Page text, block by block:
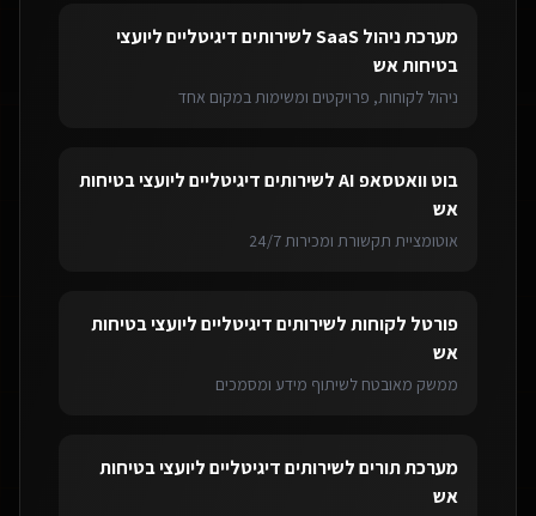
מערכת ניהול SaaS לשירותים דיגיטליים ליועצי
בטיחות אש
ניהול לקוחות, פרויקטים ומשימות במקום אחד
בוט וואטסאפ AI לשירותים דיגיטליים ליועצי בטיחות
אש
אוטומציית תקשורת ומכירות 24/7
פורטל לקוחותלשירותים דיגיטליים ליועצי בטיחות
אש
ממשק מאובטח לשיתוף מידע ומסמכים
מערכת תוריםלשירותים דיגיטליים ליועצי בטיחות
אש